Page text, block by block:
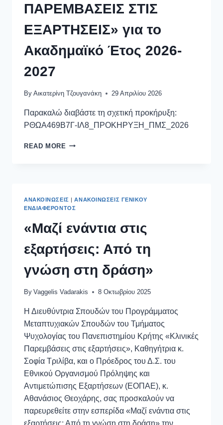
ΠΑΡΕΜΒΑΣΕΙΣ ΣΤΙΣ
ΕΞΑΡΤΗΣΕΙΣ» για το
Ακαδημαϊκό Έτος 2026-
2027
By Αικατερίνη Τζουγανάκη 29 Απριλίου 2026
Παρακαλώ διαβάστε τη σχετική προκήρυξη:
ΡΘΩΑ469Β7Γ-ΙΛ8_ΠΡΟΚΗΡΥΞΗ_ΠΜΣ_2026
READ MORE
ΑΝΑΚΟΙΝΏΣΕΙΣ |ΑΝΑΚΟΙΝΏΣΕΙΣ ΓΕΝΙΚΟΎ
ΕΝΔΙΑΦΈΡΟΝΤΟΣ
«Μαζί ενάντια στις
εξαρτήσεις: Από τη
γνώση στη δράση»
By Vaggelis Vadarakis 8 Οκτωβρίου 2025
Η Διευθύντρια Σπουδών του Προγράμματος
Μεταπτυχιακών Σπουδών του Τμήματος
Ψυχολογίας του Πανεπιστημίου Κρήτης «Κλινικές
Παρεμβάσεις στις εξαρτήσεις», Καθηγήτρια κ.
Σοφία Τριλίβα, και ο Πρόεδρος του Δ.Σ. του
Εθνικού Οργανισμού Πρόληψης και
Αντιμετώπισης Εξαρτήσεων (ΕΟΠΑΕ), κ.
Αθανάσιος Θεοχάρης, σας προσκαλούν να
παρευρεθείτε στην εσπερίδα «Μαζί ενάντια στις
εξαρτήσεις: Από τη γνώση στη δράση» την